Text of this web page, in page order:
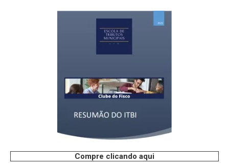
Compre clicando aqui